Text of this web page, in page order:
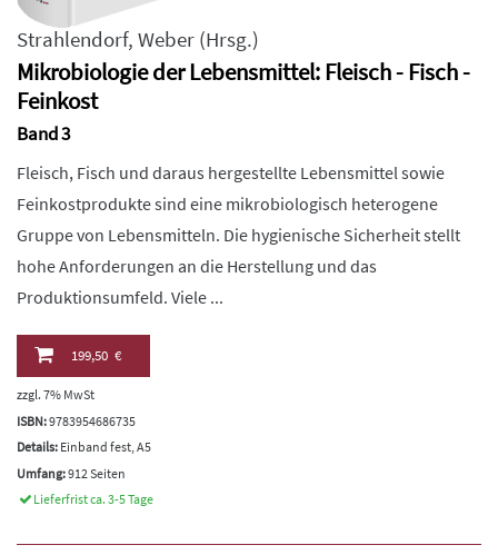
Strahlendorf, Weber (Hrsg.)
Mikrobiologie der Lebensmittel: Fleisch - Fisch -
Feinkost
Band 3
Fleisch, Fisch und daraus hergestellte Lebensmittel sowie
Feinkostprodukte sind eine mikrobiologisch heterogene
Gruppe von Lebensmitteln. Die hygienische Sicherheit stellt
hohe Anforderungen an die Herstellung und das
Produktionsumfeld. Viele ...
199,50 €
zzgl. 7% MwSt
ISBN:9783954686735
Details: Einband fest, A5
Umfang:912 Seiten
Lieferfrist ca. 3-5 Tage